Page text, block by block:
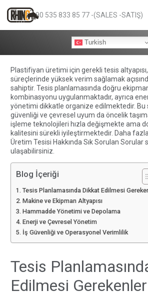
+90 535 833 85 77 -(SALES -SATIŞ)
Turkish
Plastifiyan üretimi için gerekli tesis altyapısı
süreçlerinde yüksek verim sağlamak
sahiptir. Tesis planlamasında doğru
kombinasyonu uygulanmaktadır, ayrıca
yönetimi dikkatle organize edilmektedir. Bu
güvenliği ve çevresel uyum da öncelik
işleme teknolojileri hızla değişmekte ama
kalitesini sürekli iyileştirmektedir. Daha
Üretim Tesisi Hakkında Sık Sorulan Sorular
ulaşabilirsiniz.
Blog İçeriği
Tesis Planlamasında Dikkat Edilmesi
Makine ve Ekipman Altyapısı
Hammadde Yönetimi ve Depolama
Enerji ve Çevresel Yönetim
İş Güvenliği ve Operasyonel Verimlilik
Tesis
Edilmesi Gerekenler